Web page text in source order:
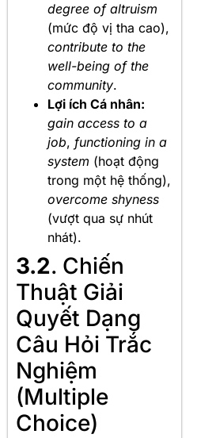
degree of altruism
(mức độ vị tha cao),
contribute to the
well-being of the
community.
Lợi ích Cá nhân:
gain access to a
job, functioning in a
system (hoạt động
trong một hệ thống),
overcome shyness
(vượt qua sự nhút
nhát).
3.2. Chiến
Thuật Giải
Quyết Dạng
Câu Hỏi Trắc
Nghiệm
(Multiple
Choice)